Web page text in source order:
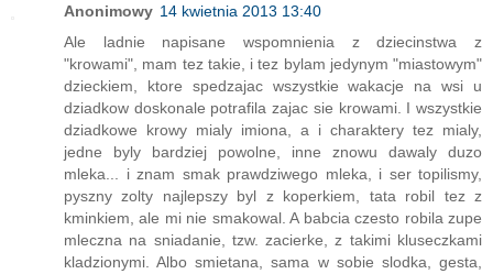
Anonimowy 14 kwietnia 2013 13:40
Ale ladnie napisane wspomnienia z dziecinstwa z
"krowami", mam tez takie, i tez bylam jedynym "miastowym"
dzieckiem, ktore spedzajac wszystkie wakacje na wsi u
dziadkow doskonale potrafila zajac sie krowami. I wszystkie
dziadkowe krowy mialy imiona, a i charaktery tez mialy,
jedne byly bardziej powolne, inne znowu dawaly duzo
mleka... i znam smak prawdziwego mleka, i ser topilismy,
pyszny zolty najlepszy byl z koperkiem, tata robil tez z
kminkiem, ale mi nie smakowal. A babcia czesto robila zupe
mleczna na sniadanie, tzw. zacierke, z takimi kluseczkami
kladzionymi. Albo smietana, sama w sobie slodka, gesta,